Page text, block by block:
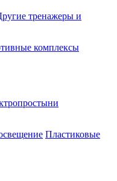
тренажеры и
комплексы
Пластиковые